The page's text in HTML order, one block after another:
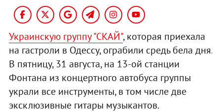
Украинскую группу "СКАЙ", которая приехала
на гастроли в Одессу, ограбили средь бела дня.
В пятницу, 31 августа, на 13-ой станции
Фонтана из концертного автобуса группы
украли все инструменты, в том числе две
эксклюзивные гитары музыкантов.